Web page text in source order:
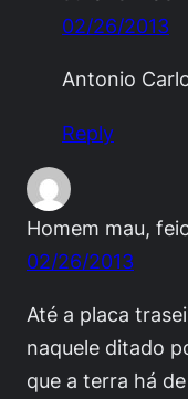
02/26/2013
Antonio
Reply
Homem mau,
02/26/2013
Até a placa
naquele ditado
que a terra há